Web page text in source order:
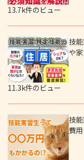
13.7k件のビュー
技
や
11.3k件のビュー
技
費